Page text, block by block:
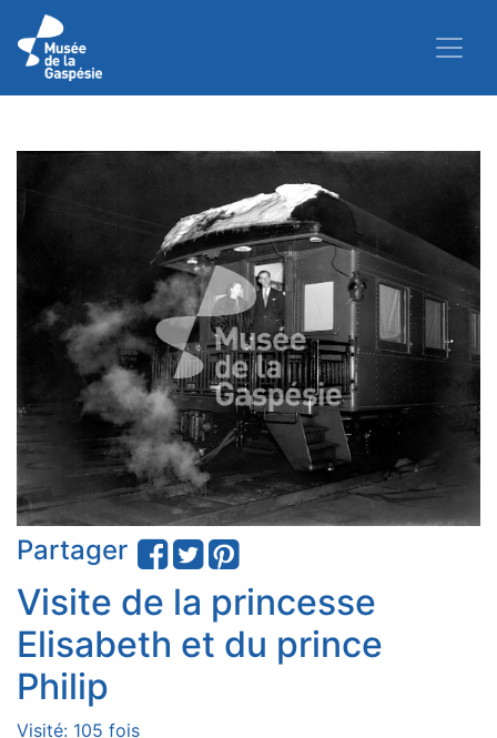
Partager
Visite de la princesse
Elisabeth et du prince
Philip
Visité: 105 fois